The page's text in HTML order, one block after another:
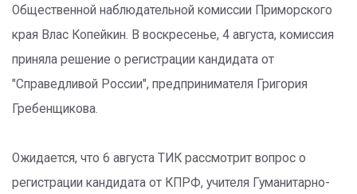
Общественной наблюдательной комиссии Приморского
края Влас Копейкин. В воскресенье, 4 августа, комиссия
приняла решение о регистрации кандидата от
"Справедливой России", предпринимателя Григория
Гребенщикова.
Ожидается, что 6 августа ТИК рассмотрит вопрос о
регистрации кандидата от КПРФ, учителя Гуманитарно-